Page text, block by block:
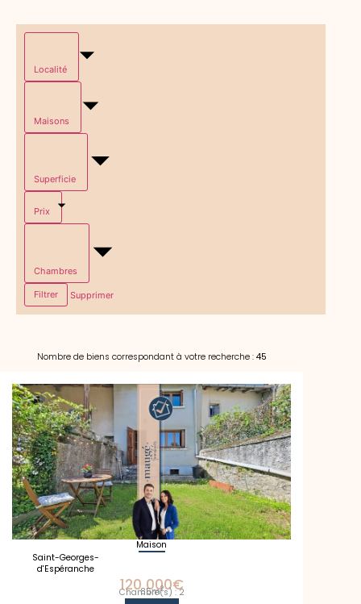
Localité
Maisons
Superficie
Prix
Chambres
Filtrer Supprimer
Nombre de biens correspondant à votre recherche : 45
Maison
Saint-Georges-
d'Espéranche
120 000€
Chambre(s) : 2
85m2